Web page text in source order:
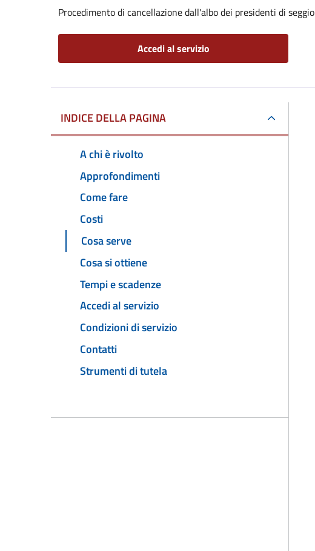
Procedimento di cancellazione dall'albo dei presidenti di seggio
Accedi al servizio
INDICE DELLA PAGINA
A chi è rivolto
Approfondimenti
Come fare
Costi
Cosa serve
Cosa si ottiene
Tempi e scadenze
Accedi al servizio
Condizioni di servizio
Contatti
Strumenti di tutela